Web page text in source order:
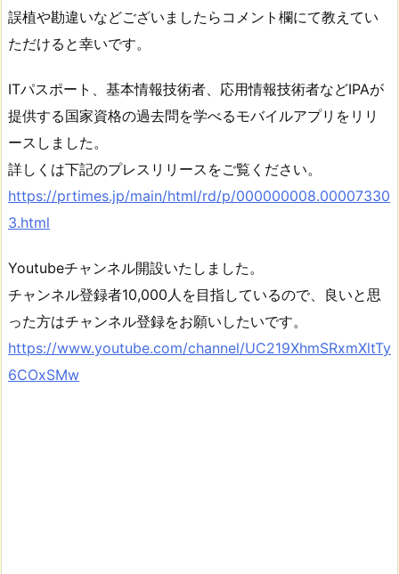
誤植や勘違いなどございましたらコメント欄にて教えてい
ただけると幸いです。
ITパスポート、基本情報技術者、応用情報技術者などIPAが
提供する国家資格の過去問を学べるモバイルアプリをリリ
ースしました。
詳しくは下記のプレスリリースをご覧ください。
https://prtimes.jp/main/html/rd/p/000000008.00007330
3.html
Youtubeチャンネル開設いたしました。
チャンネル登録者10,000人を目指しているので、良いと思
った方はチャンネル登録をお願いしたいです。
https://www.youtube.com/channel/UC219XhmSRxmXltTy
6COxSMw